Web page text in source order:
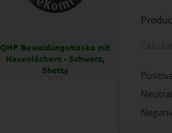
QHP Beweidungsmaske mit
Nasenlöchern - Schwarz,
Shetty
Neutral